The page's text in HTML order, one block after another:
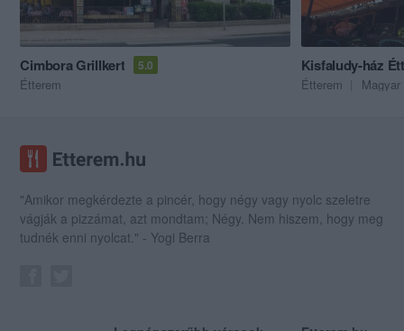
Cimbora Grillkert 5.0
Étterem
Kisfaludy-ház
Étterem
"Amikor megkérdezte a pincér, hogy négy vagy nyolc szeletre
vágják a pizzámat, azt mondtam; Négy. Nem hiszem, hogy meg
tudnék enni nyolcat." - Yogi Berra